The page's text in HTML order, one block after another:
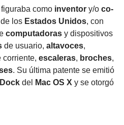
figuraba como inventor y/o co-
de los Estados Unidos, con
computadoras y dispositivos
de usuario, altavoces,
corriente, escaleras, broches,
. Su última patente se emitió
Dock del Mac OS X y se otorgó